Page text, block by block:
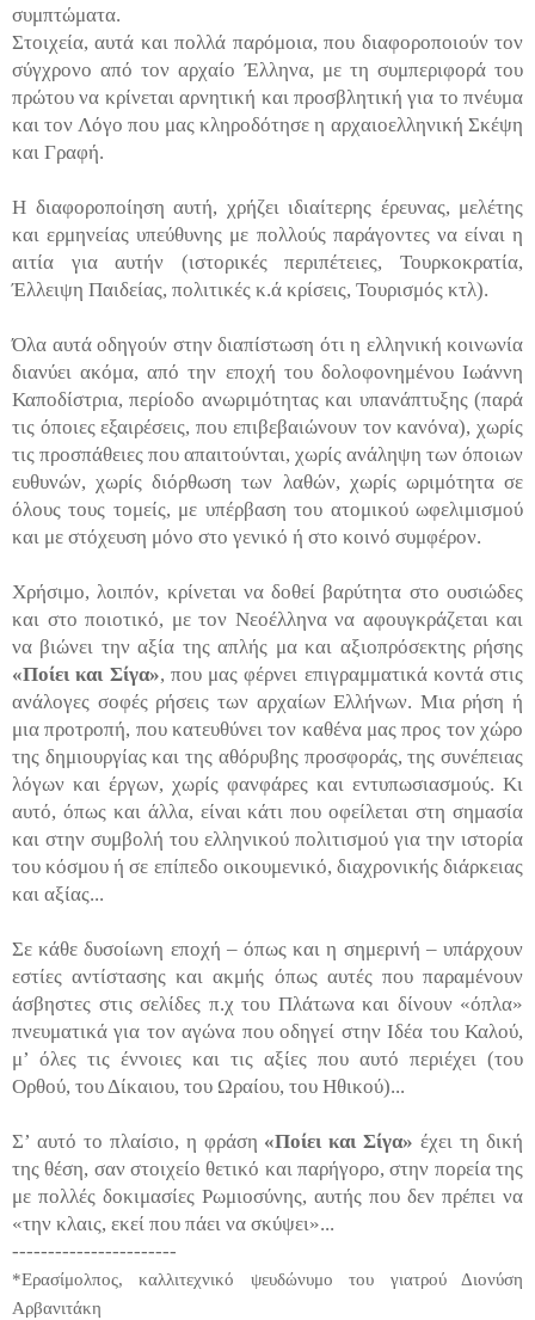
συμπτώματα.
Στοιχεία, αυτά και πολλά παρόμοια, που διαφοροποιούν τον
σύγχρονο από τον αρχαίο Έλληνα, με τη συμπεριφορά του
πρώτου να κρίνεται αρνητική και προσβλητική για το πνέυμα
και τον Λόγο που μας κληροδότησε η αρχαιοελληνική Σκέψη
και Γραφή.
Η διαφοροποίηση αυτή, χρήζει ιδιαίτερης έρευνας, μελέτης
και ερμηνείας υπεύθυνης με πολλούς παράγοντες να είναι η
αιτία για αυτήν (ιστορικές περιπέτειες, Τουρκοκρατία,
Έλλειψη Παιδείας, πολιτικές κ.ά κρίσεις, Τουρισμός κτλ).
Όλα αυτά οδηγούν στην διαπίστωση ότι η ελληνική κοινωνία
διανύει ακόμα, από την εποχή του δολοφονημένου Ιωάννη
Καποδίστρια, περίοδο ανωριμότητας και υπανάπτυξης (παρά
τις όποιες εξαιρέσεις, που επιβεβαιώνουν τον κανόνα), χωρίς
τις προσπάθειες που απαιτούνται, χωρίς ανάληψη των όποιων
ευθυνών, χωρίς διόρθωση των λαθών, χωρίς ωριμότητα σε
όλους τους τομείς, με υπέρβαση του ατομικού ωφελιμισμού
και με στόχευση μόνο στο γενικό ή στο κοινό συμφέρον.
Χρήσιμο, λοιπόν, κρίνεται να δοθεί βαρύτητα στο ουσιώδες
και στο ποιοτικό, με τον Νεοέλληνα να αφουγκράζεται και
να βιώνει την αξία της απλής μα και αξιοπρόσεκτης ρήσης
«Ποίει και Σίγα», που μας φέρνει επιγραμματικά κοντά στις
ανάλογες σοφές ρήσεις των αρχαίων Ελλήνων. Μια ρήση ή
μια προτροπή, που κατευθύνει τον καθένα μας προς τον χώρο
της δημιουργίας και της αθόρυβης προσφοράς, της συνέπειας
λόγων και έργων, χωρίς φανφάρες και εντυπωσιασμούς. Κι
αυτό, όπως και άλλα, είναι κάτι που οφείλεται στη σημασία
και στην συμβολή του ελληνικού πολιτισμού για την ιστορία
του κόσμου ή σε επίπεδο οικουμενικό, διαχρονικής διάρκειας
και αξίας...
Σε κάθε δυσοίωνη εποχή – όπως και η σημερινή – υπάρχουν
εστίες αντίστασης και ακμής όπως αυτές που παραμένουν
άσβηστες στις σελίδες π.χ του Πλάτωνα και δίνουν «όπλα»
πνευματικά για τον αγώνα που οδηγεί στην Ιδέα του Καλού,
μ’ όλες τις έννοιες και τις αξίες που αυτό περιέχει (του
Ορθού, του Δίκαιου, του Ωραίου, του Ηθικού)...
Σ’ αυτό το πλαίσιο, η φράση «Ποίει και Σίγα» έχει τη δική
της θέση, σαν στοιχείο θετικό και παρήγορο, στην πορεία της
με πολλές δοκιμασίες Ρωμιοσύνης, αυτής που δεν πρέπει να
«την κλαις, εκεί που πάει να σκύψει»...
-----------------------
*Ερασίμολπος, καλλιτεχνικό ψευδώνυμο του γιατρού Διονύση
Αρβανιτάκη